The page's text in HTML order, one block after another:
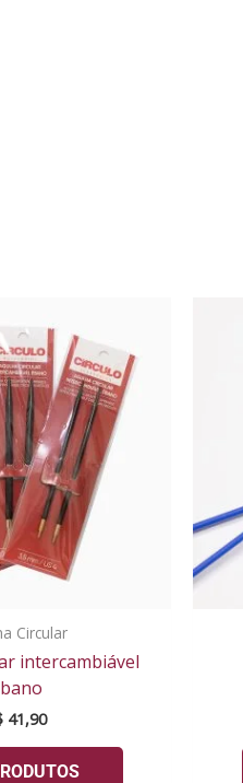
Circular
intercambiável
41,90